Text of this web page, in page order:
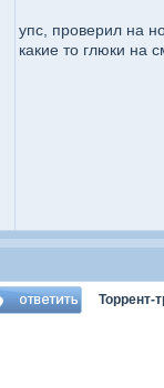
упс, проверил на
какие то глюки на
Торрент-